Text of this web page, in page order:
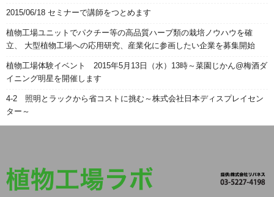
2015/06/18 セミナーで講師をつとめます
植物工場ユニットでパクチー等の高品質ハーブ類の栽培ノウハウを確
立、 大型植物工場への応用研究、産業化に参画したい企業を募集開始
植物工場体験イベント 2015年5月13日（水）13時～菜園じかん@梅酒ダ
イニング明星を開催します
4-2 照明とラックから省コストに挑む～株式会社日本ディスプレイセン
ター～